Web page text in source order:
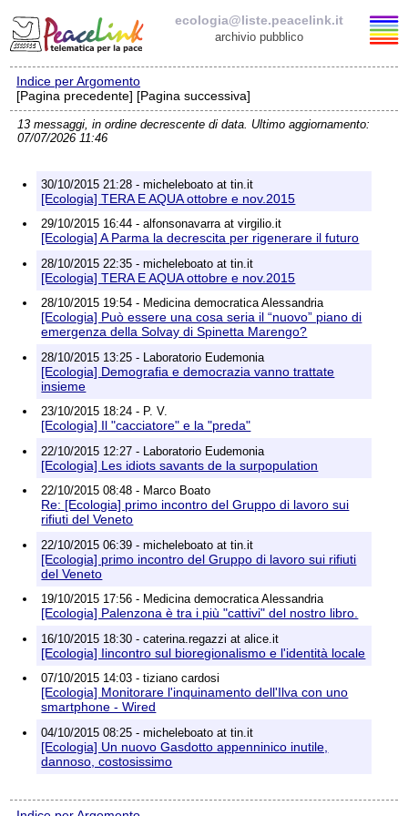
ecologia@liste.peacelink.it
archivio pubblico
Elenco delle liste
ecologia@liste.peacelink.it
Richieste di rimozione
Indice per Argomento
[Pagina precedente] [Pagina successiva]
13 messaggi, in ordine decrescente di data. Ultimo aggiornamento:
07/07/2026 11:46
30/10/2015 21:28 - micheleboato at tin.it
[Ecologia] TERA E AQUA ottobre e nov.2015
29/10/2015 16:44 - alfonsonavarra at virgilio.it
[Ecologia] A Parma la decrescita per rigenerare il futuro
28/10/2015 22:35 - micheleboato at tin.it
[Ecologia] TERA E AQUA ottobre e nov.2015
28/10/2015 19:54 - Medicina democratica Alessandria
[Ecologia] Può essere una cosa seria il “nuovo” piano di
emergenza della Solvay di Spinetta Marengo?
28/10/2015 13:25 - Laboratorio Eudemonia
[Ecologia] Demografia e democrazia vanno trattate
insieme
23/10/2015 18:24 - P. V.
[Ecologia] Il "cacciatore" e la "preda"
22/10/2015 12:27 - Laboratorio Eudemonia
[Ecologia] Les idiots savants de la surpopulation
22/10/2015 08:48 - Marco Boato
Re: [Ecologia] primo incontro del Gruppo di lavoro sui
rifiuti del Veneto
22/10/2015 06:39 - micheleboato at tin.it
[Ecologia] primo incontro del Gruppo di lavoro sui rifiuti
del Veneto
19/10/2015 17:56 - Medicina democratica Alessandria
[Ecologia] Palenzona è tra i più "cattivi" del nostro libro.
16/10/2015 18:30 - caterina.regazzi at alice.it
[Ecologia] Iincontro sul bioregionalismo e l'identità locale
07/10/2015 14:03 - tiziano cardosi
[Ecologia] Monitorare l'inquinamento dell'Ilva con uno
smartphone - Wired
04/10/2015 08:25 - micheleboato at tin.it
[Ecologia] Un nuovo Gasdotto appenninico inutile,
dannoso, costosissimo